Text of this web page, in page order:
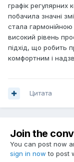
графік регулярних
побачила значні
стала
високий рівень
підхід, що робить
комфортним і
Цитата
Join the
You can post now
sign in now to post